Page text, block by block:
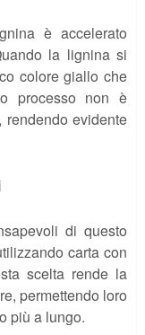
è accelerato
la lignina si
colore giallo che
processo non è
rendendo evidente
di questo
carta con
scelta rende la
permettendo loro
più a lungo.